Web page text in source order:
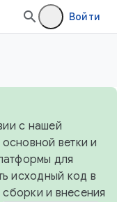
Войти
с нашей
ветки и
для
исходный код в
и внесения